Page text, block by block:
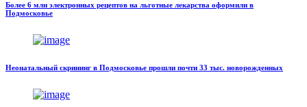
Более 6 млн электронных рецептов на льготные лекарства оформили в
Подмосковье
Неонатальный скрининг в Подмосковье прошли почти 33 тыс. новорожденных